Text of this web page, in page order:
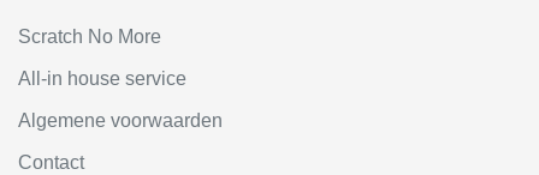
Scratch No More
All-in house service
Algemene voorwaarden
Contact